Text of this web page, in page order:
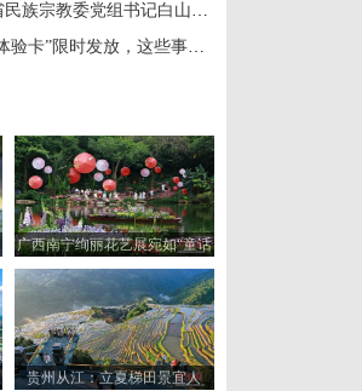
山东省委统战部副部长、省民族宗教委党组书记白山到中新社山东分社走访调研
最高温冲38℃！山东“盛夏体验卡”限时发放，这些事项需注意
广西南宁绚丽花艺展宛如“童话
世界”
贵州从江：立夏梯田景宜人